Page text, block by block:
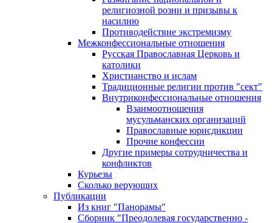
религиозной розни и призывы к
насилию
Противодействие экстремизму
Межконфессиональные отношения
Русская Православная Церковь и
католики
Христианство и ислам
Традиционные религии против "сект"
Внутриконфессиональные отношения
Взаимоотношения
мусульманских организаций
Православные юрисдикции
Прочие конфессии
Другие примеры сотрудничества и
конфликтов
Курьезы
Сколько верующих
Публикации
Из книг "Панорамы"
Сборник "Преодолевая государственно -